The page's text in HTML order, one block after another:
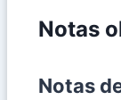
Notas
Notas